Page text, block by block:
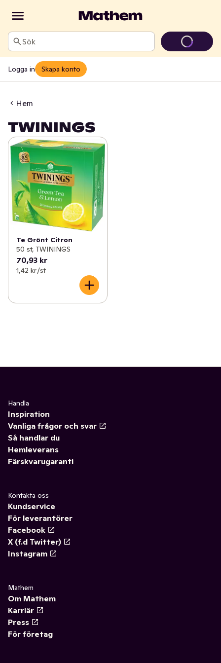
Sök
Logga in Skapa konto
Hem
TWININGS
Te Grönt Citron
50 st, TWININGS
70,93 kr
1,42 kr /st
Handla
Inspiration
Vanliga frågor och svar
Så handlar du
Hemleverans
Färskvarugaranti
Kontakta oss
Kundservice
För leverantörer
Facebook
X (f.d Twitter)
Instagram
Mathem
Om Mathem
Karriär
Press
För företag